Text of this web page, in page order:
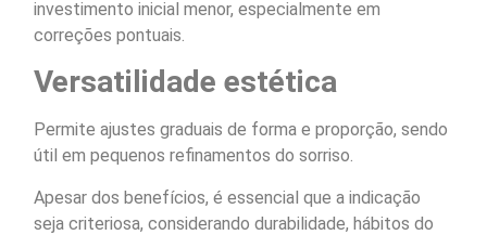
investimento inicial menor, especialmente em
correções pontuais.
Versatilidade estética
Permite ajustes graduais de forma e proporção, sendo
útil em pequenos refinamentos do sorriso.
Apesar dos benefícios, é essencial que a indicação
seja criteriosa, considerando durabilidade, hábitos do